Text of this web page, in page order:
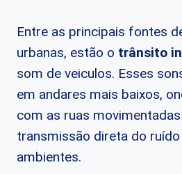
Entre as principais fontes
urbanas, estão o trânsito
som de veiculos. Esses
em andares mais baixos,
com as ruas
transmissão direta do
ambientes.